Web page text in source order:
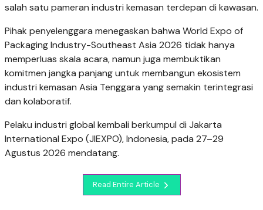
salah satu pameran industri kemasan terdepan di kawasan.
Pihak penyelenggara menegaskan bahwa World Expo of
Packaging Industry-Southeast Asia 2026 tidak hanya
memperluas skala acara, namun juga membuktikan
komitmen jangka panjang untuk membangun ekosistem
industri kemasan Asia Tenggara yang semakin terintegrasi
dan kolaboratif.
Pelaku industri global kembali berkumpul di Jakarta
International Expo (JIEXPO), Indonesia, pada 27–29
Agustus 2026 mendatang.
Read Entire Article